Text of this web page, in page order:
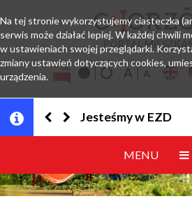
PORTAL
Jesteśmy w EZD
MENU
Na tej stronie wykorzystujemy ciasteczka
serwis może działać lepiej. W każdej chwili
w ustawieniach swojej przeglądarki.
zmiany ustawień dotyczących cookies,
urządzenia.